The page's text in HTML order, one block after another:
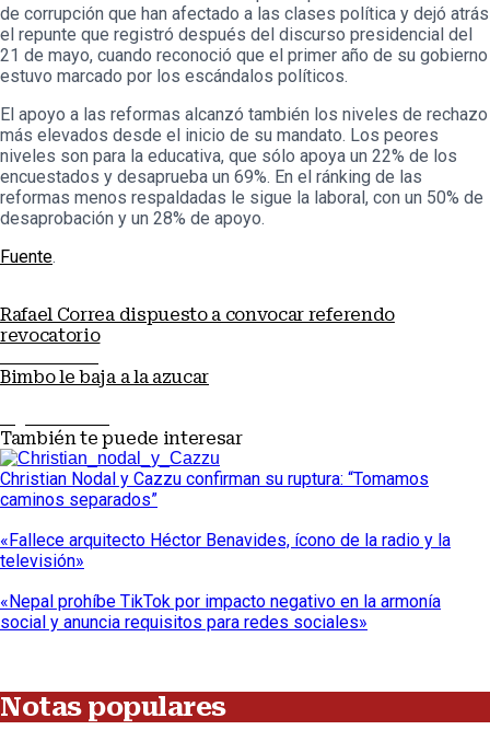
de corrupción que han afectado a las clases política y dejó atrás
el repunte que registró después del discurso presidencial del
21 de mayo, cuando reconoció que el primer año de su gobierno
estuvo marcado por los escándalos políticos.
El apoyo a las reformas alcanzó también los niveles de rechazo
más elevados desde el inicio de su mandato. Los peores
niveles son para la educativa, que sólo apoya un 22% de los
encuestados y desaprueba un 69%. En el ránking de las
reformas menos respaldadas le sigue la laboral, con un 50% de
desaprobación y un 28% de apoyo.
Fuente.
Rafael Correa dispuesto a convocar referendo
revocatorio
Bimbo le baja a la azucar
También te puede interesar
Christian Nodal y Cazzu confirman su ruptura: “Tomamos
caminos separados”
«Fallece arquitecto Héctor Benavides, ícono de la radio y la
televisión»
«Nepal prohíbe TikTok por impacto negativo en la armonía
social y anuncia requisitos para redes sociales»
Notas populares